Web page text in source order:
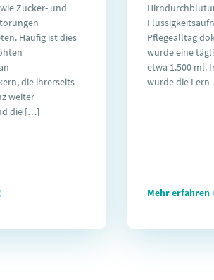
Zucker- und
Häufig ist dies
die ihrerseits
weiter
die […]
Pflegealltag
wurde eine
etwa 1.500 ml.
wurde die
Mehr erfahren